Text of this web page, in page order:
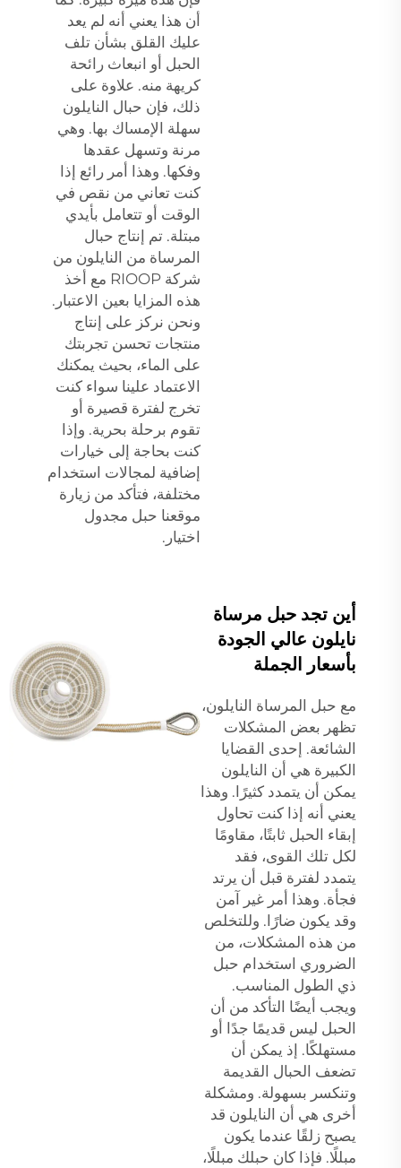
أن هذا يعني أنه لم يعد
عليك القلق بشأن تلف
الحبل أو انبعاث رائحة
كريهة منه. علاوة على
ذلك، فإن حبال النايلون
سهلة الإمساك بها. وهي
مرنة وتسهل عقدها
وفكها. وهذا أمر رائع إذا
كنت تعاني من نقص في
الوقت أو تتعامل بأيدي
مبتلة. تم إنتاج حبال
المرساة من النايلون من
شركة RIOOP مع أخذ
هذه المزايا بعين الاعتبار.
ونحن نركز على إنتاج
منتجات تحسن تجربتك
على الماء، بحيث يمكنك
الاعتماد علينا سواء كنت
تخرج لفترة قصيرة أو
تقوم برحلة بحرية. وإذا
كنت بحاجة إلى خيارات
إضافية لمجالات استخدام
مختلفة، فتأكد من زيارة
موقعنا حبل مجدول
اختيار.
أين تجد حبل مرساة
نايلون عالي الجودة
بأسعار الجملة
مع حبل المرساة النايلون،
تظهر بعض المشكلات
الشائعة. إحدى القضايا
الكبيرة هي أن النايلون
يمكن أن يتمدد كثيرًا. وهذا
يعني أنه إذا كنت تحاول
إبقاء الحبل ثابتًا، مقاومًا
لكل تلك القوى، فقد
يتمدد لفترة قبل أن يرتد
فجأة. وهذا أمر غير آمن
وقد يكون ضارًا. وللتخلص
من هذه المشكلات، من
الضروري استخدام حبل
ذي الطول المناسب.
ويجب أيضًا التأكد من أن
الحبل ليس قديمًا جدًا أو
مستهلكًا. إذ يمكن أن
تضعف الحبال القديمة
وتنكسر بسهولة. ومشكلة
أخرى هي أن النايلون قد
يصبح زلقًا عندما يكون
مبللًا. فإذا كان حبلك مبللًا،